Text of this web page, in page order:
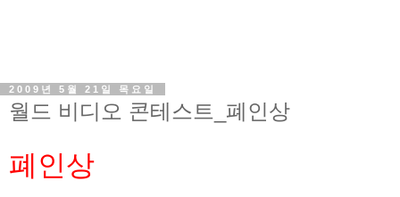
2009년 5월 21일 목요일
월드 비디오 콘테스트_폐인상
폐인상